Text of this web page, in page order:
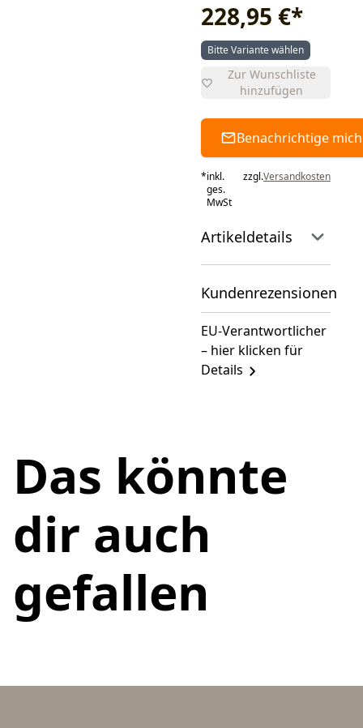
228,95 €*
Bitte Variante wählen
Zur Wunschliste
hinzufügen
Benachrichtige mich
*inkl.
ges.
MwSt
zzgl.Versandkosten
Artikeldetails
Kundenrezensionen
EU-Verantwortlicher
– hier klicken für
Details
Das könnte
dir auch
gefallen